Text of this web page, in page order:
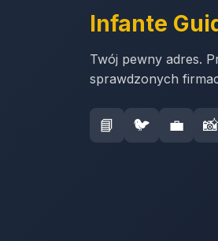
Infante
Twój pewny adres.
sprawdzonych
📘 🐦 💼 📸